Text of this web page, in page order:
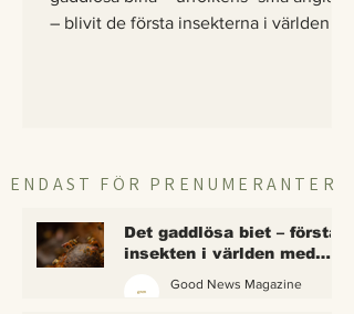
– blivit de första insekterna i världen att
ENDAST FÖR PRENUMERANTER
Det gaddlösa biet – första
insekten i världen med
Good News Magazine